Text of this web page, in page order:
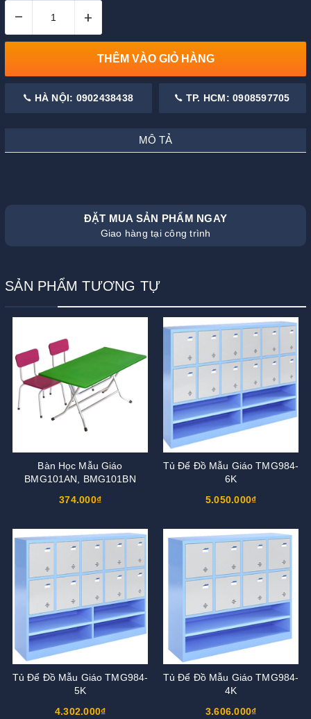
– +
THÊM VÀO GIỎ HÀNG
HÀ NỘI: 0902438438 TP. HCM: 0908597705
MÔ TẢ
ĐẶT MUA SẢN PHẨM NGAY
Giao hàng tại công trình
SẢN PHẨM TƯƠNG TỰ
Bàn Học Mẫu Giáo
BMG101AN, BMG101BN
374.000₫
Tủ Để Đồ Mẫu Giáo TMG984-
6K
5.050.000₫
Tủ Để Đồ Mẫu Giáo TMG984-
5K
4.302.000₫
Tủ Để Đồ Mẫu Giáo TMG984-
4K
3.606.000₫